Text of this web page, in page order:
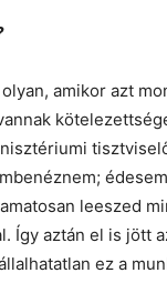
amikor azt
leeszed
Így aztán el is jött
ez a